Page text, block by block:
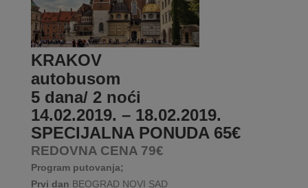
KRAKOV
autobusom
5 dana/ 2 noći
14.02.2019. – 18.02.2019.
SPECIJALNA PONUDA 65€
REDOVNA CENA 79€
Program putovanja;
Prvi dan BEOGRAD NOVI SAD